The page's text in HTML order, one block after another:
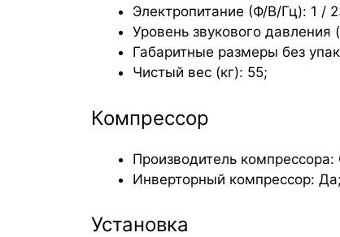
Электропитание (Ф/В/Гц): 1 /
Уровень звукового
Габаритные размеры без
Чистый вес (кг): 55;
Компрессор
Производитель компрессора:
Инверторный компрессор: Да;
Установка